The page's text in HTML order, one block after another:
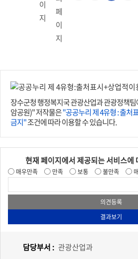
장수군청 행정복지국 관광산업과 관광정책
암공원)" 저작물은"공공누리 제 4유형 : 출처
금지"조건에 따라 이용할 수 있습니다.
현재 페이지에서 제공되는 서비스에
매우만족 만족 보통 불만족
담당부서 : 관광산업과